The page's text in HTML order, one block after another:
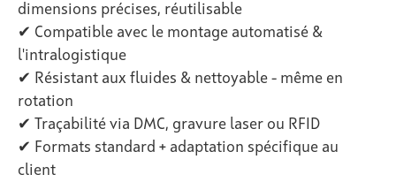
dimensions précises, réutilisable
✔ Compatible avec le montage automatisé &
l'intralogistique
✔ Résistant aux fluides & nettoyable - même en
rotation
✔ Traçabilité via DMC, gravure laser ou RFID
✔ Formats standard + adaptation spécifique au
client